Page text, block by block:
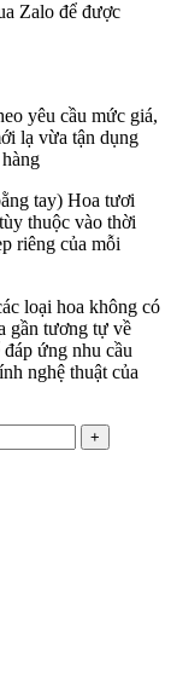
Zalo để được
yêu cầu mức giá,
lạ vừa tận dụng
tay) Hoa tươi
thuộc vào thời
riêng của mỗi
loại hoa không có
gần tương tự về
ứng nhu cầu
nghệ thuật của